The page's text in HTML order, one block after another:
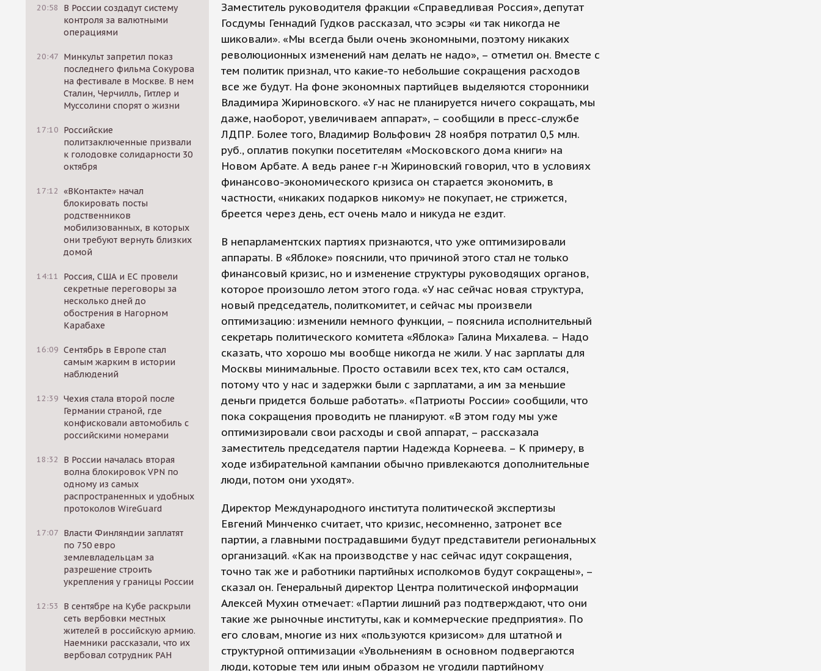
20:58
В России создадут систему
контроля за валютными
операциями
20:47 Минкульт запретил показ
последнего фильма Сокурова
на фестивале в Москве. В нем
Сталин, Черчилль, Гитлер и
Муссолини спорят о жизни
17:10 Российские
политзаключенные призвали
к голодовке солидарности 30
октября
17:12 «ВКонтакте» начал
блокировать посты
родственников
мобилизованных, в которых
они требуют вернуть близких
домой
14:11
Россия, США и ЕС провели
секретные переговоры за
несколько дней до
обострения в Нагорном
Карабахе
16:09 Сентябрь в Европе стал
самым жарким в истории
наблюдений
12:39 Чехия стала второй после
Германии страной, где
конфисковали автомобиль с
российскими номерами
18:32
В России началась вторая
волна блокировок VPN по
одному из самых
распространенных и удобных
протоколов WireGuard
17:07 Власти Финляндии заплатят
по 750 евро
землевладельцам за
разрешение строить
укрепления у границы России
12:53
В сентябре на Кубе раскрыли
сеть вербовки местных
жителей в российскую армию.
Наемники рассказали, что их
вербовал сотрудник РАН
Заместитель руководителя фракции «Справедливая Россия», депутат
Госдумы Геннадий Гудков рассказал, что эсэры «и так никогда не
шиковали». «Мы всегда были очень экономными, поэтому никаких
революционных изменений нам делать не надо», – отметил он. Вместе с
тем политик признал, что какие-то небольшие сокращения расходов
все же будут. На фоне экономных партийцев выделяются сторонники
Владимира Жириновского. «У нас не планируется ничего сокращать, мы
даже, наоборот, увеличиваем аппарат», – сообщили в пресс-службе
ЛДПР. Более того, Владимир Вольфович 28 ноября потратил 0,5 млн.
руб., оплатив покупки посетителям «Московского дома книги» на
Новом Арбате. А ведь ранее г-н Жириновский говорил, что в условиях
финансово-экономического кризиса он старается экономить, в
частности, «никаких подарков никому» не покупает, не стрижется,
бреется через день, ест очень мало и никуда не ездит.
В непарламентских партиях признаются, что уже оптимизировали
аппараты. В «Яблоке» пояснили, что причиной этого стал не только
финансовый кризис, но и изменение структуры руководящих органов,
которое произошло летом этого года. «У нас сейчас новая структура,
новый председатель, политкомитет, и сейчас мы произвели
оптимизацию: изменили немного функции, – пояснила исполнительный
секретарь политического комитета «Яблока» Галина Михалева. – Надо
сказать, что хорошо мы вообще никогда не жили. У нас зарплаты для
Москвы минимальные. Просто оставили всех тех, кто сам остался,
потому что у нас и задержки были с зарплатами, а им за меньшие
деньги придется больше работать». «Патриоты России» сообщили, что
пока сокращения проводить не планируют. «В этом году мы уже
оптимизировали свои расходы и свой аппарат, – рассказала
заместитель председателя партии Надежда Корнеева. – К примеру, в
ходе избирательной кампании обычно привлекаются дополнительные
люди, потом они уходят».
Директор Международного института политической экспертизы
Евгений Минченко считает, что кризис, несомненно, затронет все
партии, а главными пострадавшими будут представители региональных
организаций. «Как на производстве у нас сейчас идут сокращения,
точно так же и работники партийных исполкомов будут сокращены», –
сказал он. Генеральный директор Центра политической информации
Алексей Мухин отмечает: «Партии лишний раз подтверждают, что они
такие же рыночные институты, как и коммерческие предприятия». По
его словам, многие из них «пользуются кризисом» для штатной и
структурной оптимизации «Увольнениям в основном подвергаются
люди, которые тем или иным образом не угодили партийному